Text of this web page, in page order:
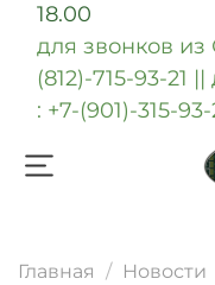
18.00
для звонков из
(812)-715-93-21
: +7-(901)-315-93-
Главная Новости